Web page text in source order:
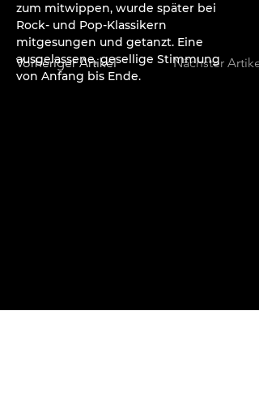
Vorheriger Artikel Nächster Artikel
zum mitwippen, wurde später bei
Rock- und Pop-Klassikern
mitgesungen und getanzt. Eine
ausgelassene, gesellige Stimmung
von Anfang bis Ende.